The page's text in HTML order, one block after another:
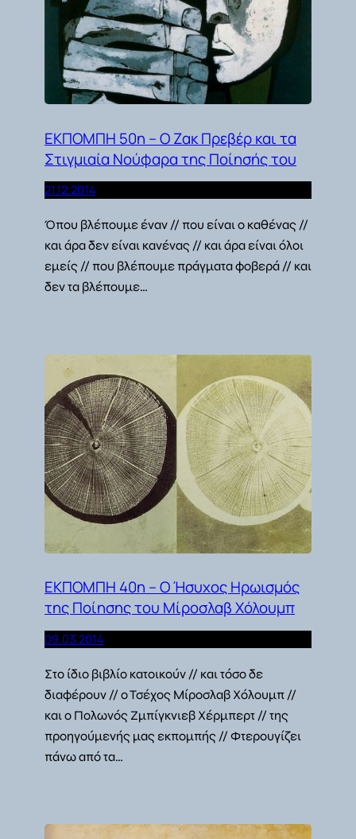
ΕΚΠΟΜΠΗ 50η – Ο Ζακ Πρεβέρ και τα
Στιγμιαία Νούφαρα της Ποίησής του
21.12.2014
Όπου βλέπουμε έναν // που είναι ο καθένας //
και άρα δεν είναι κανένας // και άρα είναι όλοι
εμείς // που βλέπουμε πράγματα φοβερά // και
δεν τα βλέπουμε…
ΕΚΠΟΜΠΗ 40η – O Ήσυχος Ηρωισμός
της Ποίησης του Μίροσλαβ Χόλουμπ
09.03.2014
Στο ίδιο βιβλίο κατοικούν // και τόσο δε
διαφέρουν // ο Τσέχος Μίροσλαβ Χόλουμπ //
και ο Πολωνός Ζμπίγκνιεβ Χέρμπερτ // της
προηγούμενής μας εκπομπής // Φτερουγίζει
πάνω από τα…